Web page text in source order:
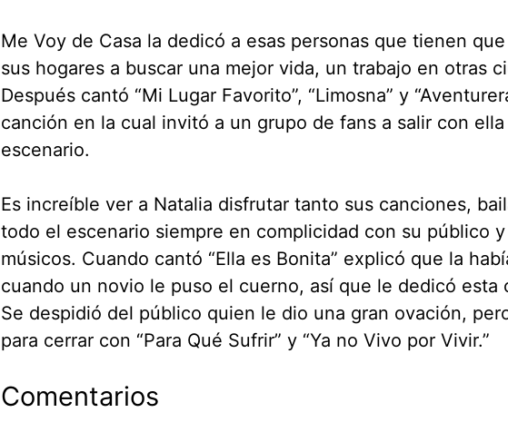
Me Voy de Casa la dedicó a esas personas que tienen
sus hogares a buscar una mejor vida, un trabajo en otras
Después cantó “Mi Lugar Favorito”, “Limosna” y
canción en la cual invitó a un grupo de fans a salir con ella
escenario.
Es increíble ver a Natalia disfrutar tanto sus canciones,
todo el escenario siempre en complicidad con su público
músicos. Cuando cantó “Ella es Bonita” explicó que la
cuando un novio le puso el cuerno, así que le dedicó esta
Se despidió del público quien le dio una gran ovación,
para cerrar con “Para Qué Sufrir” y “Ya no Vivo por Vivir.”
Comentarios